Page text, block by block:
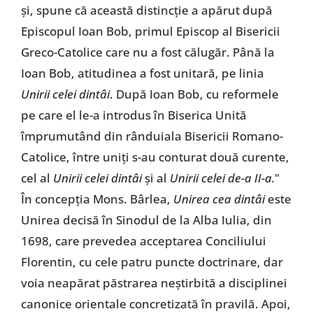
și, spune că această distincție a apărut după
Episcopul Ioan Bob, primul Episcop al Bisericii
Greco-Catolice care nu a fost călugăr. Până la
Ioan Bob, atitudinea a fost unitară, pe linia
Unirii celei dintâi. După Ioan Bob, cu reformele
pe care el le-a introdus în Biserica Unită
împrumutând din rânduiala Bisericii Romano-
Catolice, între uniți s-au conturat două curente,
cel al Unirii celei dintâiși al Unirii celei de-a II-a."
În concepția Mons. Bârlea, Unirea cea dintâieste
Unirea decisă în Sinodul de la Alba Iulia, din
1698, care prevedea acceptarea Conciliului
Florentin, cu cele patru puncte doctrinare, dar
voia neapărat păstrarea neștirbită a disciplinei
canonice orientale concretizată în pravilă. Apoi,